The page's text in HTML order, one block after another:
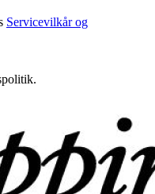
Servicevilkår og